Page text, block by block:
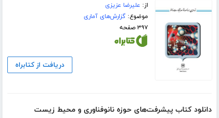
از: علیرضا عزیزی
موضوع:گزارش‌های آماری
۳۹۷ صفحه
دریافت از کتابراه
دانلود کتاب پیشرفت‌های حوزه نانوفناوری و محیط‌ زیست